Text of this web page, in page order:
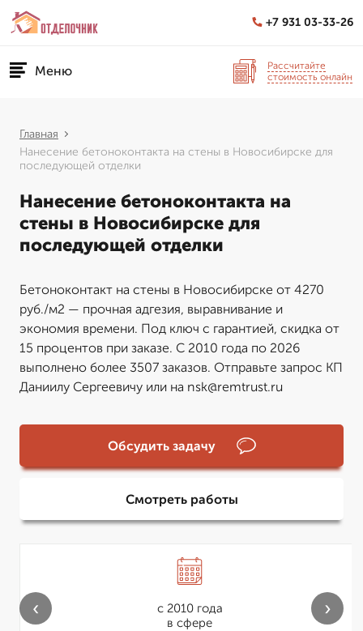
+7 931 03-33-26
Меню
Рассчитайте
стоимость онлайн
Главная
Нанесение бетоноконтакта на стены в Новосибирске для
последующей отделки
Нанесение бетоноконтакта на
стены в Новосибирске для
последующей отделки
Бетоноконтакт на стены в Новосибирске от 4270
руб./м2 — прочная адгезия, выравнивание и
экономия времени. Под ключ с гарантией, скидка от
15 процентов при заказе. С 2010 года по 2026
выполнено более 3507 заказов. Отправьте запрос КП
Даниилу Сергеевичу или на nsk@remtrust.ru
Обсудить задачу
Смотреть работы
с 2010 года
в сфере
‹ ›